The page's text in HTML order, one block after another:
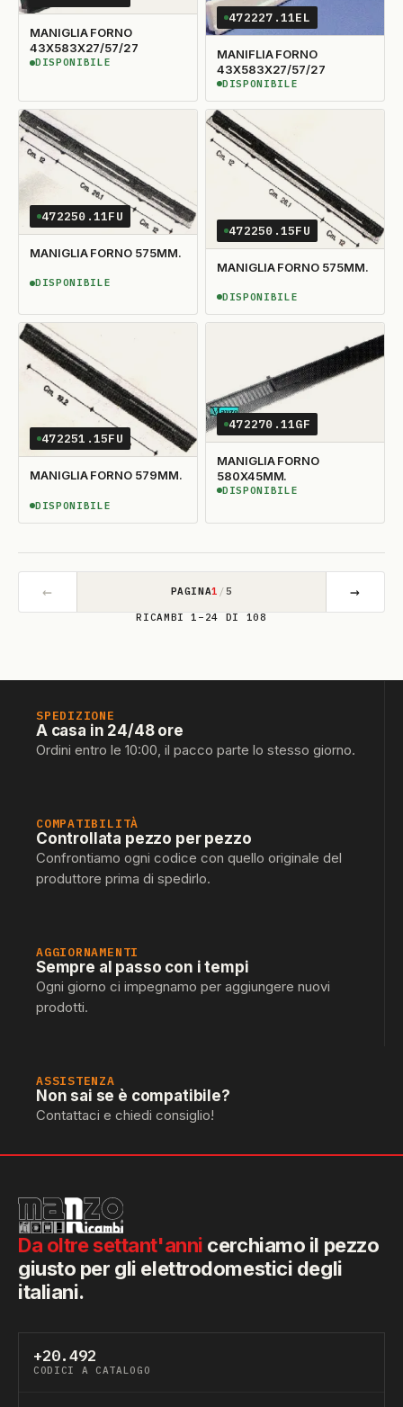
MANIGLIA FORNO
43X583X27/57/27
DISPONIBILE
DISPONIBILE
472227.11EL
MANIFLIA FORNO
43X583X27/57/27
DISPONIBILE
DISPONIBILE
472250.11FU
MANIGLIA FORNO 575MM.
DISPONIBILE
DISPONIBILE
472250.15FU
MANIGLIA FORNO 575MM.
DISPONIBILE
DISPONIBILE
472251.15FU
MANIGLIA FORNO 579MM.
DISPONIBILE
DISPONIBILE
472270.11GF
MANIGLIA FORNO
580X45MM.
DISPONIBILE
DISPONIBILE
← PAGINA1 /5 →
RICAMBI 1–24 DI 108
SPEDIZIONE
A casa in 24/48 ore
Ordini entro le 10:00, il pacco parte lo stesso giorno.
COMPATIBILITÀ
Controllata pezzo per pezzo
Confrontiamo ogni codice con quello originale del
produttore prima di spedirlo.
AGGIORNAMENTI
Sempre al passo con i tempi
Ogni giorno ci impegnamo per aggiungere nuovi
prodotti.
ASSISTENZA
Non sai se è compatibile?
Contattaci e chiedi consiglio!
Da oltre settant'anni cerchiamo il pezzo
giusto per gli elettrodomestici degli
italiani.
+20.492
CODICI A CATALOGO